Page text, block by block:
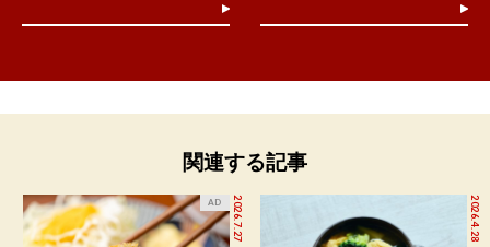
関連する記事
2026.7.27
AD 2026.4.28